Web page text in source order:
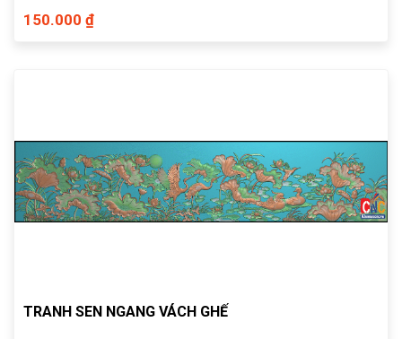
150.000 ₫
TRANH SEN NGANG VÁCH GHẾ